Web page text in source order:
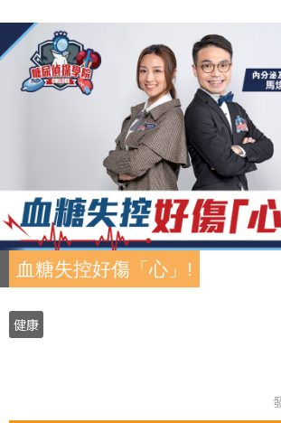
血糖失控好傷「心」!
健康